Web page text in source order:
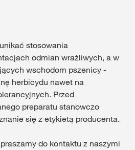
stosowania
odmian wrażliwych, a w
wschodom pszenicy -
herbicydu nawet na
Przed
preparatu stanowczo
się z etykietą producenta.
do kontaktu z naszymi